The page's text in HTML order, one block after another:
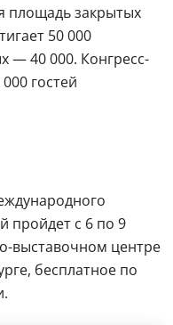
площадь закрытых
50 000
— 40 000. Конгресс-
гостей
пройдет с 6 по 9
выставочном центре
бесплатное по